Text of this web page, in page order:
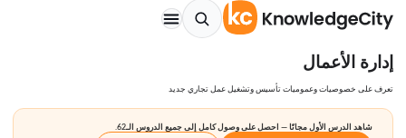
إدارة الأعمال
تعرف على خصوصيات وعموميات تأسيس وتشغيل عمل تجاري جديد
شاهد الدرس الأول مجانًا — احصل على وصول كامل إلى جميع الدروس الـ62.